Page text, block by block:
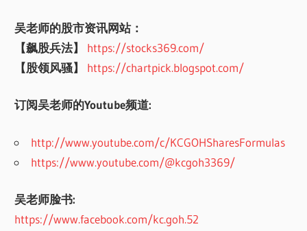
吴老师的股市资讯网站：
【飙股兵法】
https://stocks369.com/
【股领风骚】
https://chartpick.blogspot.com/
订阅吴老师的Youtube频道:
http://www.youtube.com/c/KCGOHSharesFormulas
https://www.youtube.com/@kcgoh3369/
吴老师脸书:
https://www.facebook.com/kc.goh.52